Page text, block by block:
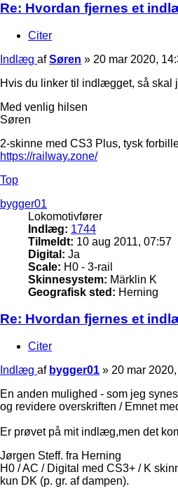
Re: Hvordan fjernes et
Citer
Indlæg afSøren » 20 mar 2020,
Hvis du linker til indlægget, så skal
Med venlig hilsen
Søren
2-skinne med CS3 Plus, tysk
https://railway.zone/
Top
bygger01
Lokomotivfører
Indlæg: 1744
Tilmeldt: 10 aug 2011, 07:57
Digital: Ja
Scale: H0 - 3-rail
Skinnesystem: Märklin K
Geografisk sted: Herning
Re: Hvordan fjernes et
Citer
Indlæg af bygger01 » 20 mar
En anden mulighed - som jeg
og revidere overskriften / Emnet
Er prøvet på mit indlæg,men det
Jørgen Steff. fra Herning
H0 / AC / Digital med CS3+ / K
kun DK (p. gr. af dampen).